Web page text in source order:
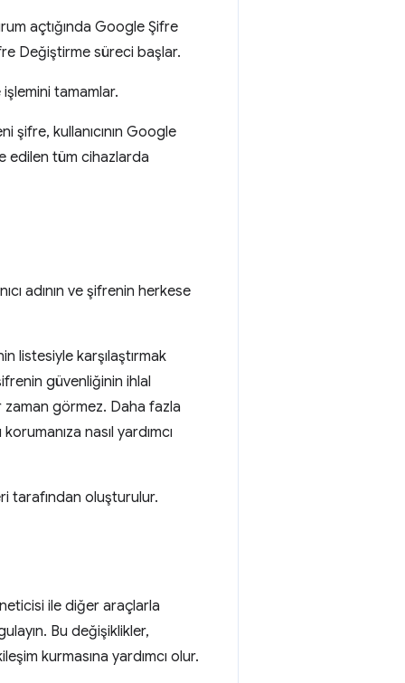
açtığında Google Şifre
Değiştirme süreci başlar.
tamamlar.
şifre, kullanıcının Google
edilen tüm cihazlarda
adının ve şifrenin herkese
listesiyle karşılaştırmak
güvenliğinin ihlal
zaman görmez. Daha fazla
nasıl yardımcı
tarafından oluşturulur.
ile diğer araçlarla
Bu değişiklikler,
kurmasına yardımcı olur.